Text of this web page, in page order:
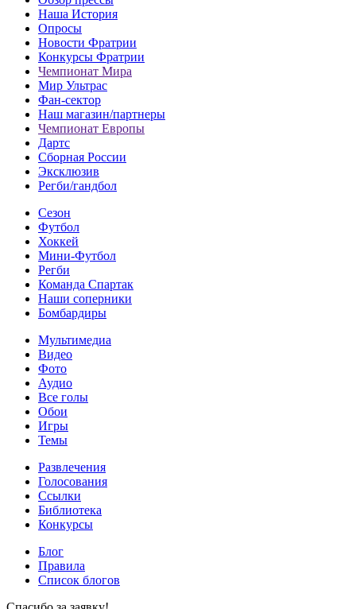
Наша История
Опросы
Новости Фратрии
Конкурсы Фратрии
Чемпионат Мира
Мир Ультрас
Фан-cектор
Наш магазин/партнеры
Чемпионат Европы
Дартс
Сборная России
Эксклюзив
Регби/гандбол
Сезон
Футбол
Хоккей
Мини-Футбол
Регби
Команда Спартак
Наши соперники
Бомбардиры
Мультимедиа
Видео
Фото
Аудио
Все голы
Обои
Игры
Темы
Развлечения
Голосования
Ссылки
Библиотека
Конкурсы
Блог
Правила
Список блогов